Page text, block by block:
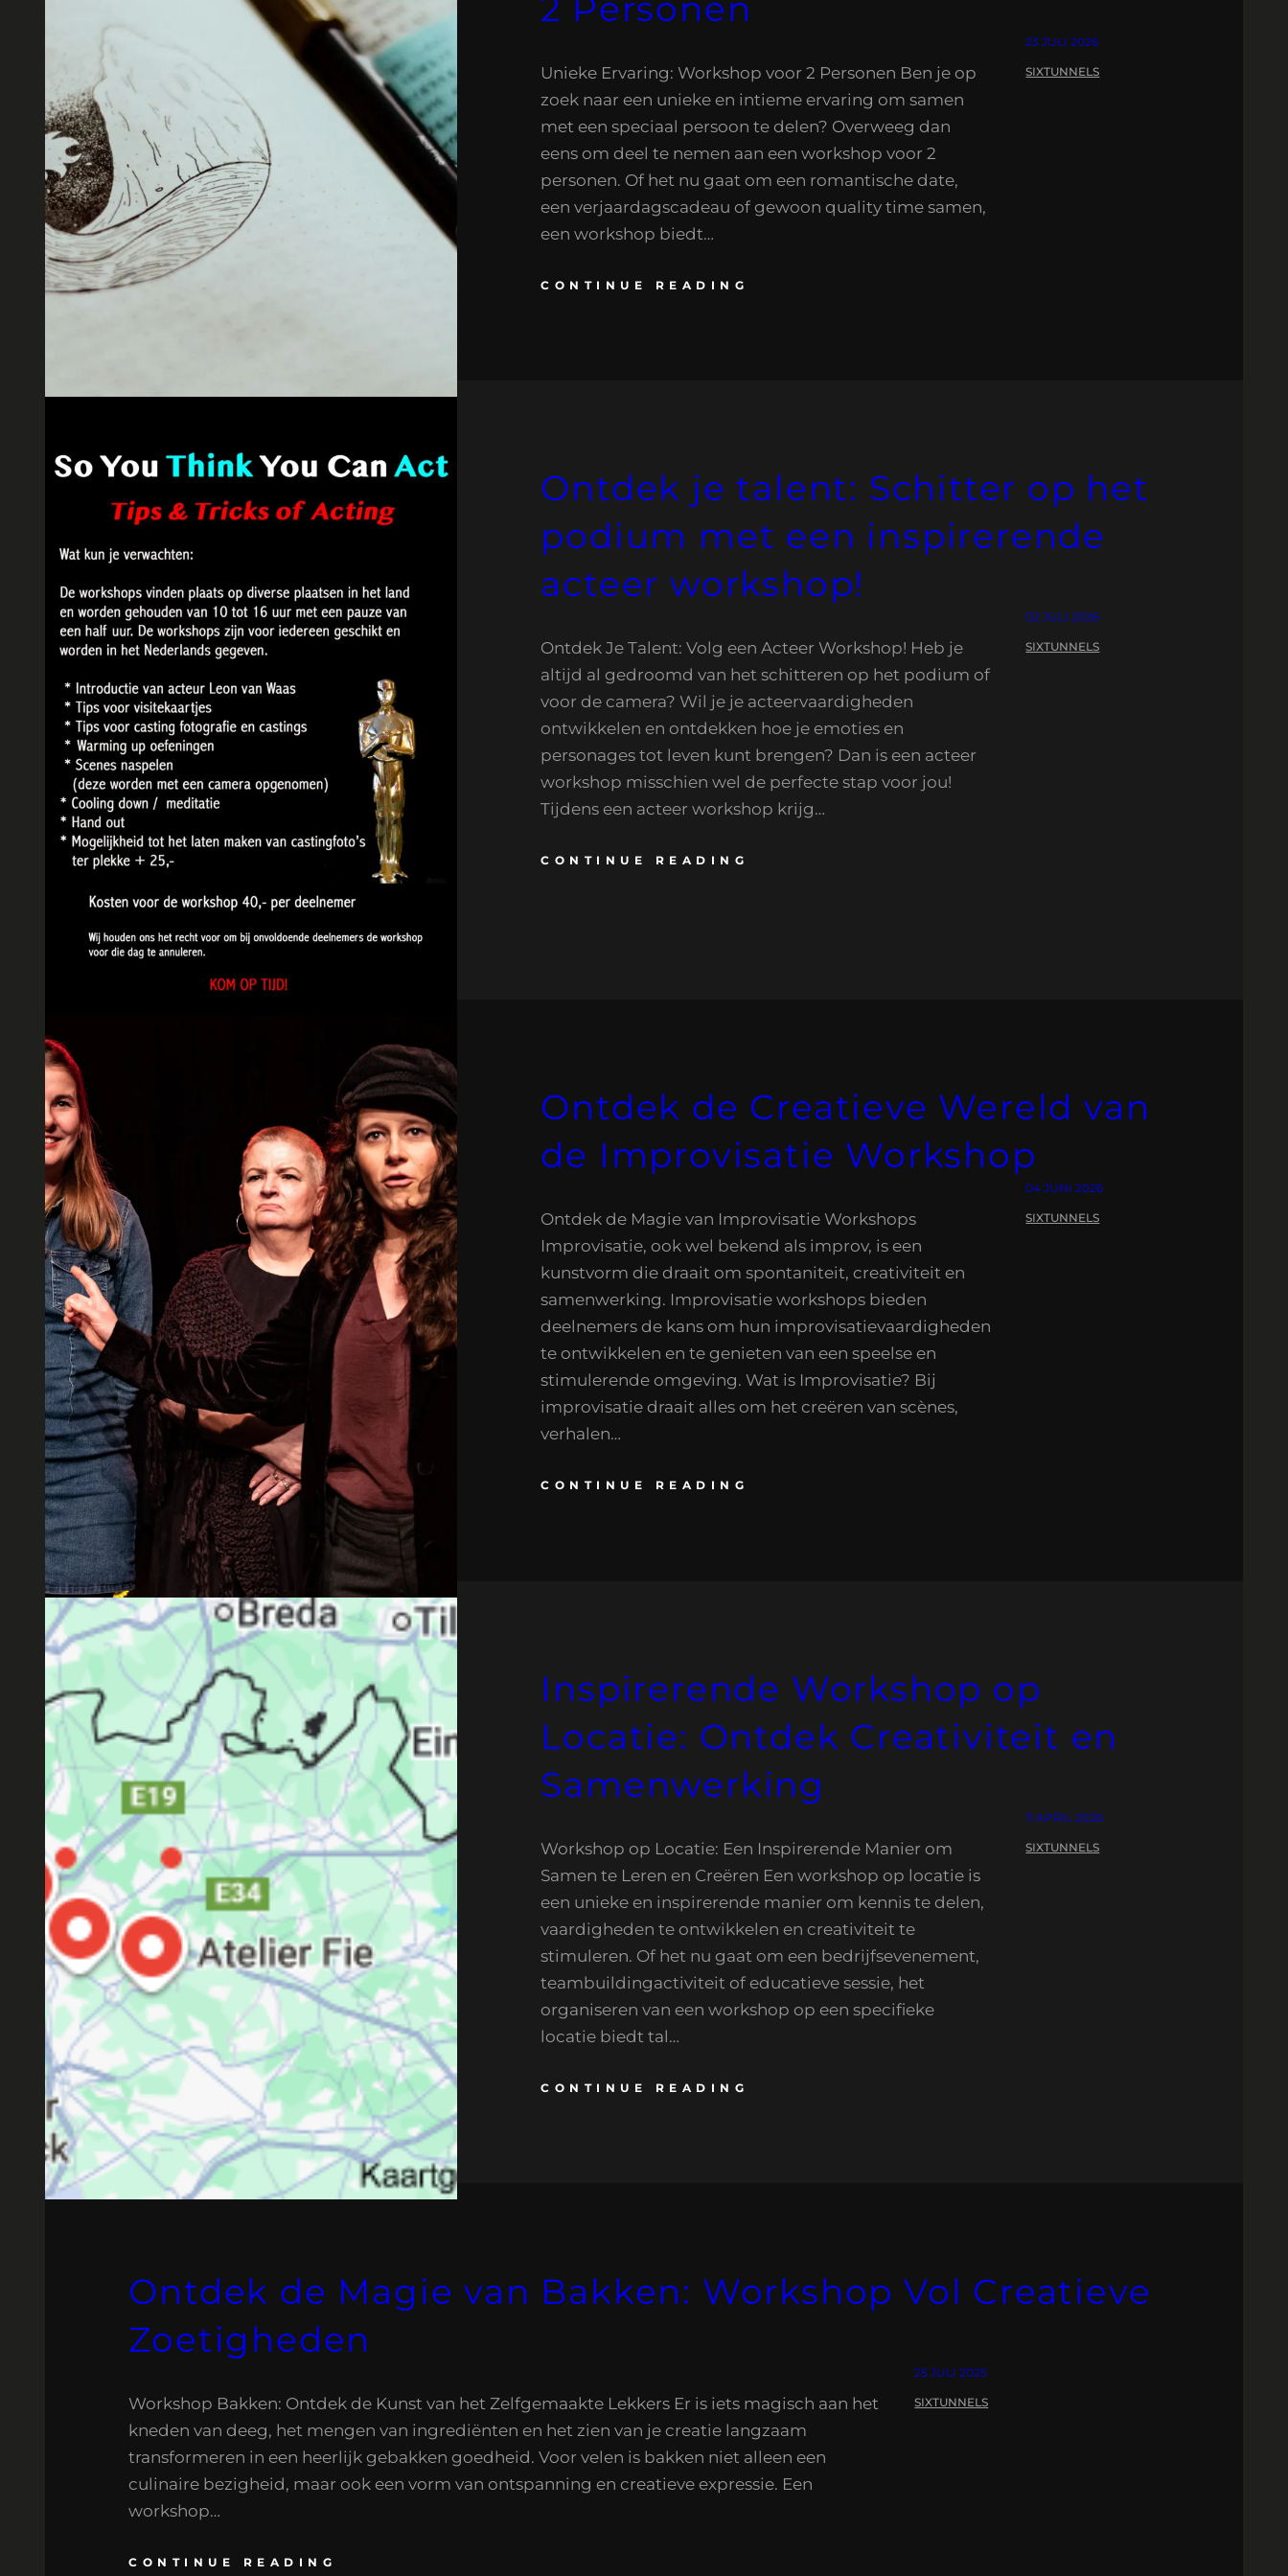
Unieke Ervaring: Workshop voor 2 Personen Ben je op
zoek naar een unieke en intieme ervaring om samen
met een speciaal persoon te delen? Overweeg dan
eens om deel te nemen aan een workshop voor 2
personen. Of het nu gaat om een romantische date,
een verjaardagscadeau of gewoon quality time samen,
een workshop biedt…
CONTINUE READING
23 JULI 2026
SIXTUNNELS
Ontdek je talent: Schitter op het
podium met een inspirerende
acteer workshop!
Ontdek Je Talent: Volg een Acteer Workshop! Heb je
altijd al gedroomd van het schitteren op het podium of
voor de camera? Wil je je acteervaardigheden
ontwikkelen en ontdekken hoe je emoties en
personages tot leven kunt brengen? Dan is een acteer
workshop misschien wel de perfecte stap voor jou!
Tijdens een acteer workshop krijg…
CONTINUE READING
02 JULI 2026
SIXTUNNELS
Ontdek de Creatieve Wereld van
de Improvisatie Workshop
Ontdek de Magie van Improvisatie Workshops
Improvisatie, ook wel bekend als improv, is een
kunstvorm die draait om spontaniteit, creativiteit en
samenwerking. Improvisatie workshops bieden
deelnemers de kans om hun improvisatievaardigheden
te ontwikkelen en te genieten van een speelse en
stimulerende omgeving. Wat is Improvisatie? Bij
improvisatie draait alles om het creëren van scènes,
verhalen…
CONTINUE READING
04 JUNI 2026
SIXTUNNELS
Inspirerende Workshop op
Locatie: Ontdek Creativiteit en
Samenwerking
Workshop op Locatie: Een Inspirerende Manier om
Samen te Leren en Creëren Een workshop op locatie is
een unieke en inspirerende manier om kennis te delen,
vaardigheden te ontwikkelen en creativiteit te
stimuleren. Of het nu gaat om een bedrijfsevenement,
teambuildingactiviteit of educatieve sessie, het
organiseren van een workshop op een specifieke
locatie biedt tal…
CONTINUE READING
11 APRIL 2026
SIXTUNNELS
Ontdek de Magie van Bakken: Workshop Vol Creatieve
Zoetigheden
Workshop Bakken: Ontdek de Kunst van het Zelfgemaakte Lekkers Er is iets magisch aan het
kneden van deeg, het mengen van ingrediënten en het zien van je creatie langzaam
transformeren in een heerlijk gebakken goedheid. Voor velen is bakken niet alleen een
culinaire bezigheid, maar ook een vorm van ontspanning en creatieve expressie. Een
workshop…
CONTINUE READING
25 JULI 2025
SIXTUNNELS